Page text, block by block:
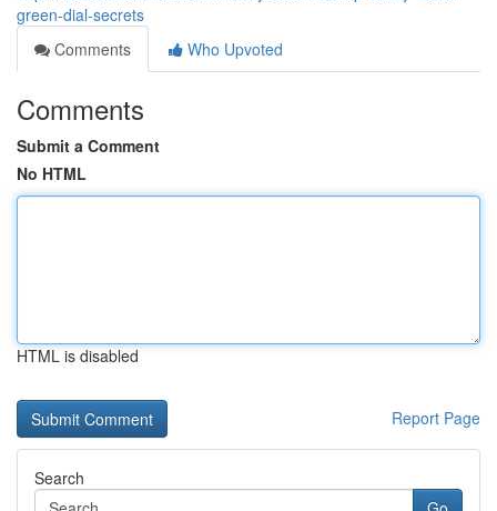
green-dial-secrets
Comments
Who Upvoted
Comments
Submit a Comment
No HTML
HTML is disabled
Report Page
Search